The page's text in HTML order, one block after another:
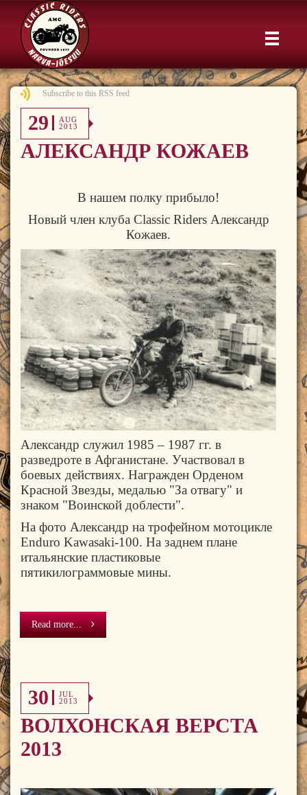
Subscribe to this RSS feed
29
AUG
2013
АЛЕКСАНДР КОЖАЕВ
В нашем полку прибыло!
Новый член клуба Classic Riders Александр
Кожаев.
Александр служил 1985 – 1987 гг. в
разведроте в Афганистане. Участвовал в
боевых действиях. Награжден Орденом
Красной Звезды, медалью "За отвагу" и
знаком "Воинской доблести".
На фото Александр на трофейном мотоцикле
Enduro Kawasaki-100. На заднем плане
итальянские пластиковые
пятикилограммовые мины.
Read more...
30
JUL
2013
ВОЛХОНСКАЯ ВЕРСТА
2013